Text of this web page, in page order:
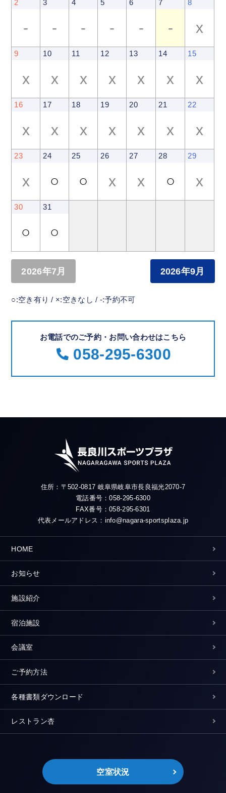
2
-
3
-
4
-
5
-
6
-
7
-
8
x
9
x
10
x
11
x
12
x
13
x
14
x
15
x
16
x
17
x
18
x
19
x
20
x
21
x
22
x
23
x
24
○
25
○
26
x
27
x
28
○
29
x
30
○
31
○
2026年7月 2026年9月
○:空き有り / ×:空きなし / -:予約不可
お電話でのご予約・お問い合わせはこちら
058-295-6300
住所：〒502-0817 岐阜県岐阜市長良福光2070-7
電話番号：058-295-6300
FAX番号：058-295-6301
代表メールアドレス：info@nagara-sportsplaza.jp
HOME
お知らせ
施設紹介
宿泊施設
会議室
ご予約方法
各種書類ダウンロード
レストラン杏
空室状況